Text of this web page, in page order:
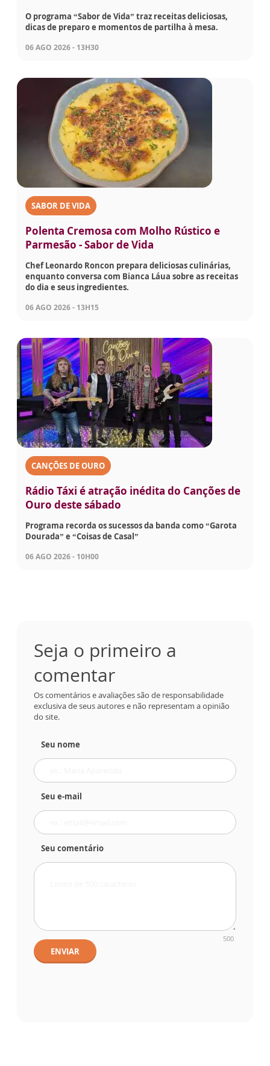
O programa “Sabor de Vida” traz receitas deliciosas,
dicas de preparo e momentos de partilha à mesa.
06 AGO 2026 - 13H30
SABOR DE VIDA
Polenta Cremosa com Molho Rústico e
Parmesão - Sabor de Vida
Chef Leonardo Roncon prepara deliciosas culinárias,
enquanto conversa com Bianca Láua sobre as receitas
do dia e seus ingredientes.
06 AGO 2026 - 13H15
CANÇÕES DE OURO
Rádio Táxi é atração inédita do Canções de
Ouro deste sábado
Programa recorda os sucessos da banda como “Garota
Dourada” e “Coisas de Casal”
06 AGO 2026 - 10H00
Seja o primeiro a
comentar
Os comentários e avaliações são de responsabilidade
exclusiva de seus autores e não representam a opinião
do site.
Seu nome
Seu e-mail
Seu comentário
500
ENVIAR